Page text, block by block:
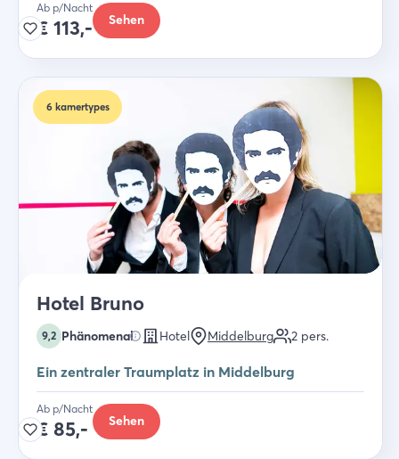
Ab p/Nacht
€ 113,- Sehen
6 kamertypes
Hotel Bruno
9,2 Phänomenal Hotel Middelburg 2 pers.
Ein zentraler Traumplatz in Middelburg
Ab p/Nacht
€ 85,- Sehen